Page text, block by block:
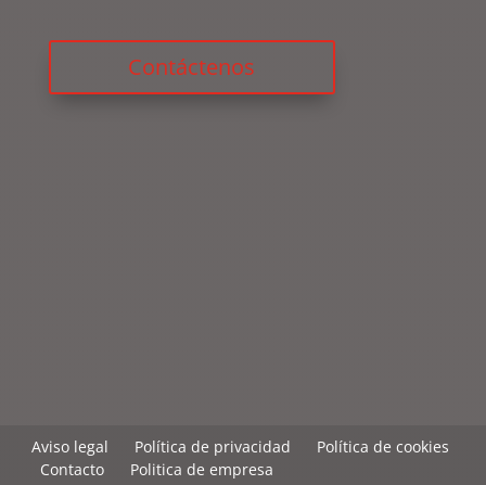
Contáctenos
Aviso legal Política de privacidad
Política de cookies
Contacto
Politica de empresa